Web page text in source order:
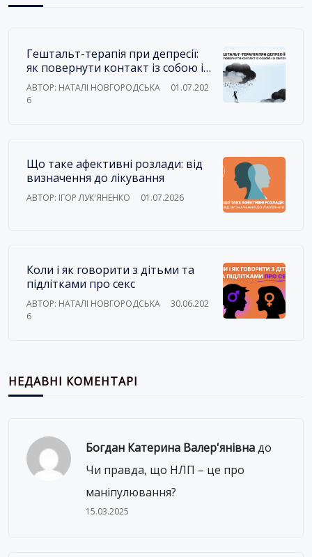
Гештальт-терапія при депресії:
як повернути контакт із собою і
зі світом
АВТОР: НАТАЛІ НОВГОРОДСЬКА
01.07.202
6
Що таке афективні розлади: від
визначення до лікування
АВТОР: ІГОР ЛУК'ЯНЕНКО 01.07.2026
Коли і як говорити з дітьми та
підлітками про секс
АВТОР: НАТАЛІ НОВГОРОДСЬКА
30.06.202
6
НЕДАВНІ КОМЕНТАРІ
Богдан Катерина Валер'янівнадо
Чи правда, що НЛП – це про
маніпулювання?
15.03.2025